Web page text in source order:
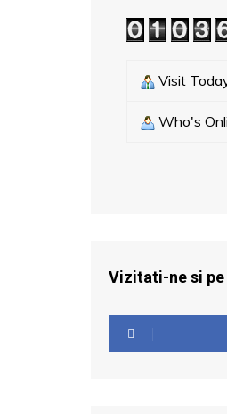
Visit
Who's
Vizitati-ne si pe